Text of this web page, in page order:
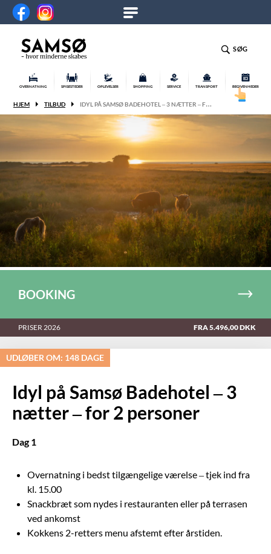
SØG
OVERNATNING SPISESTEDER OPLEVELSER SHOPPING SERVICE TRANSPORT BEGIVENHEDER
HJEM TILBUD IDYL PÅ SAMSØ BADEHOTEL – 3 NÆTTER – F…
BOOKING
PRISER 2026 FRA 5.496,00 DKK
UDLØBER OM: 148 DAGE
Idyl på Samsø Badehotel – 3
nætter – for 2 personer
Dag 1
Overnatning i bedst tilgængelige værelse – tjek ind fra
kl. 15.00
Snackbræt som nydes i restauranten eller på terrasen
ved ankomst
Kokkens 2-retters menu afstemt efter årstiden.